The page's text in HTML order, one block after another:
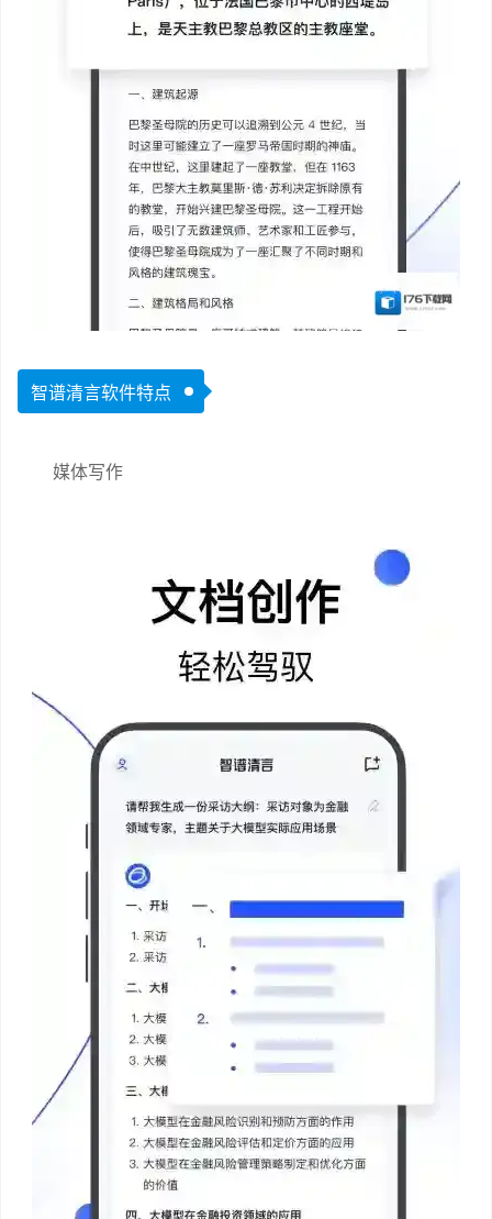
智谱清言软件特点
媒体写作